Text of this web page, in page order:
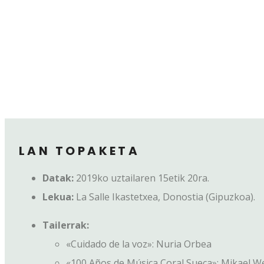
LAN TOPAKETA
Datak: 2019ko uztailaren 15etik 20ra.
Lekua: La Salle Ikastetxea, Donostia (Gipuzkoa).
Tailerrak:
«Cuidado de la voz»: Nuria Orbea